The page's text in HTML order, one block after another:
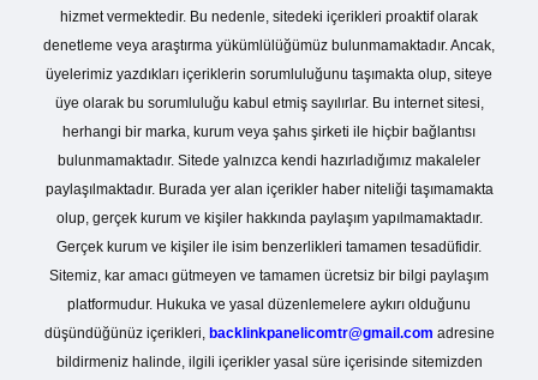
hizmet vermektedir. Bu nedenle, sitedeki içerikleri proaktif olarak
denetleme veya araştırma yükümlülüğümüz bulunmamaktadır. Ancak,
üyelerimiz yazdıkları içeriklerin sorumluluğunu taşımakta olup, siteye
üye olarak bu sorumluluğu kabul etmiş sayılırlar. Bu internet sitesi,
herhangi bir marka, kurum veya şahıs şirketi ile hiçbir bağlantısı
bulunmamaktadır. Sitede yalnızca kendi hazırladığımız makaleler
paylaşılmaktadır. Burada yer alan içerikler haber niteliği taşımamakta
olup, gerçek kurum ve kişiler hakkında paylaşım yapılmamaktadır.
Gerçek kurum ve kişiler ile isim benzerlikleri tamamen tesadüfidir.
Sitemiz, kar amacı gütmeyen ve tamamen ücretsiz bir bilgi paylaşım
platformudur. Hukuka ve yasal düzenlemelere aykırı olduğunu
düşündüğünüz içerikleri, backlinkpanelicomtr@gmail.com adresine
bildirmeniz halinde, ilgili içerikler yasal süre içerisinde sitemizden